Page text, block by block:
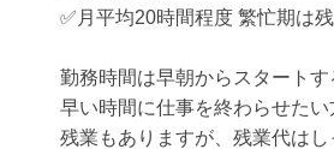
✅月平均20時間程度 繁忙期は
勤務時間は早朝からスタート
早い時間に仕事を終わらせた
残業もありますが、残業代は